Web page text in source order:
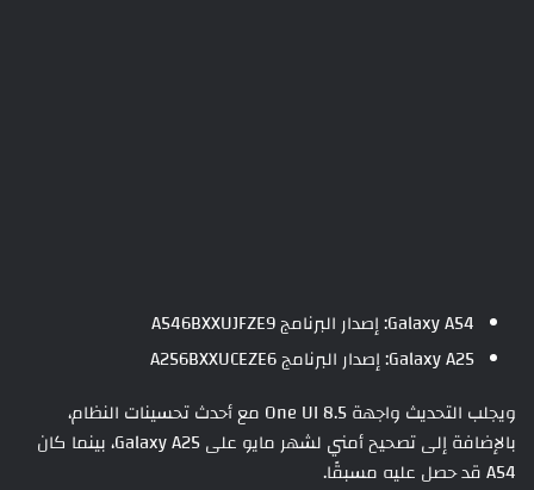
Galaxy A54: إصدار البرنامج A546BXXUJFZE9
Galaxy A25: إصدار البرنامج A256BXXUCEZE6
ويجلب التحديث واجهة One UI 8.5 مع أحدث تحسينات النظام،
بالإضافة إلى تصحيح أمني لشهر مايو على Galaxy A25، بينما كان
A54 قد حصل عليه مسبقًا.